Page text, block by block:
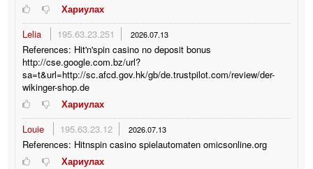
Хариулах
Lelia
195.63.23.251 2026.07.13
References: Hit'n'spin casino no deposit bonus
http://cse.google.com.bz/url?
sa=t&url=http://sc.afcd.gov.hk/gb/de.trustpilot.com/review/der-
wikinger-shop.de
Хариулах
Louie
195.63.23.12 2026.07.13
References: Hitnspin casino spielautomaten omicsonline.org
Хариулах